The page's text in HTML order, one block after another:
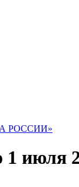
РОССИИ»
июля